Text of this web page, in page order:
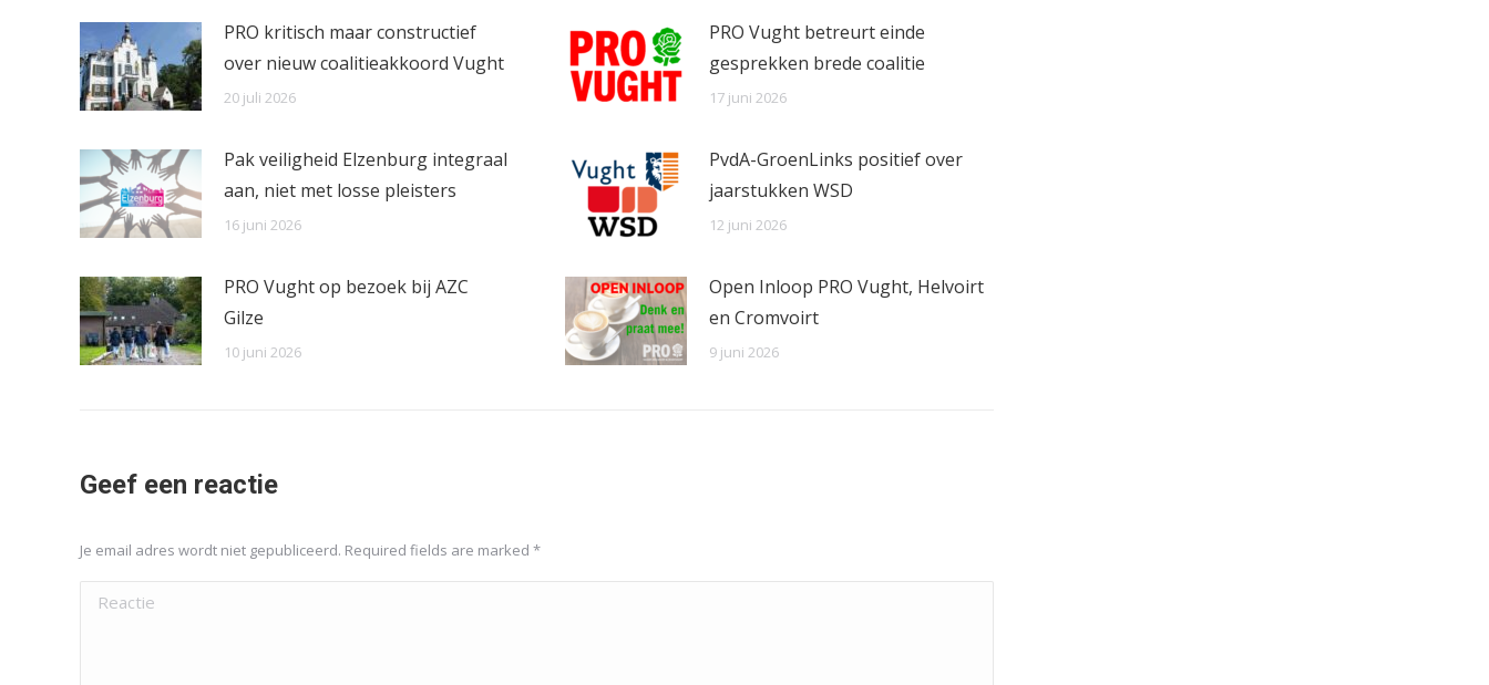
PRO kritisch maar constructief
over nieuw coalitieakkoord Vught
20 juli 2026
PRO Vught betreurt einde
gesprekken brede coalitie
17 juni 2026
Pak veiligheid Elzenburg integraal
aan, niet met losse pleisters
16 juni 2026
PvdA-GroenLinks positief over
jaarstukken WSD
12 juni 2026
PRO Vught op bezoek bij AZC
Gilze
10 juni 2026
Open Inloop PRO Vught, Helvoirt
en Cromvoirt
9 juni 2026
Geef een reactie
Je email adres wordt niet gepubliceerd. Required fields are marked *
Reactie